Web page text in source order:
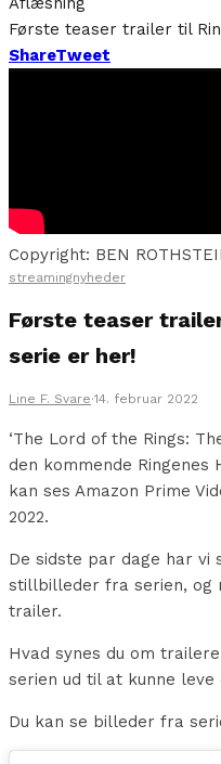
Første teaser trailer til
ShareTweet
Copyright: BEN
streamingnyheder
Første teaser
serie er her!
Line F. Svare·14. februar 2022
‘The Lord of the Rings:
den kommende
kan ses Amazon Prime
2022.
De sidste par dage har
stillbilleder fra serien, og
trailer.
Hvad synes du om
serien ud til at kunne
Du kan se billeder fra